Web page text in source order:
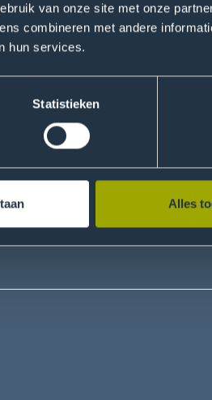
van onze site met onze
combineren met andere
hun services.
Statistieken
Alles